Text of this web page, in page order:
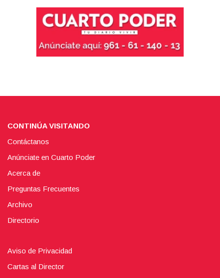
CONTINÚA VISITANDO
Contáctanos
Anúnciate en Cuarto Poder
Acerca de
Preguntas Frecuentes
Archivo
Directorio
Aviso de Privacidad
Cartas al Director